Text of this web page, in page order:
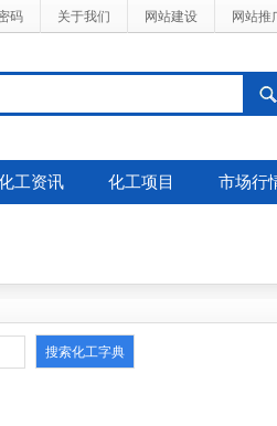
码 关于我们 网站建设 网站推
工资讯 化工项目 市场行